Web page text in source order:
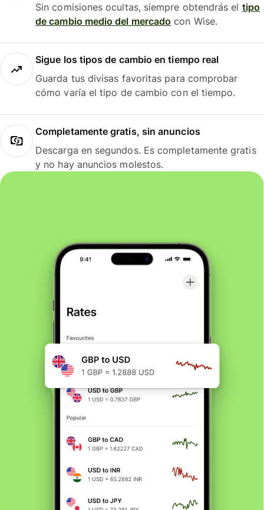
Sin comisiones ocultas, siempre obtendrás el tipo
de cambio medio del mercado con Wise.
Sigue los tipos de cambio en tiempo real
Guarda tus divisas favoritas para comprobar
cómo varía el tipo de cambio con el tiempo.
Completamente gratis, sin anuncios
Descarga en segundos. Es completamente gratis
y no hay anuncios molestos.